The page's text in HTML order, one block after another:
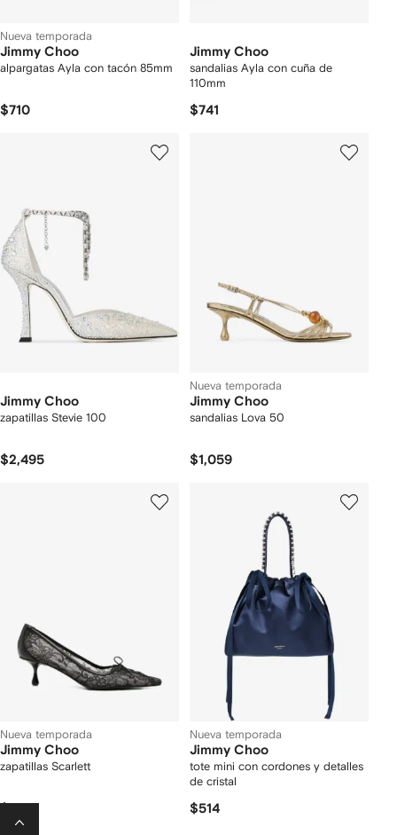
Nueva temporada
Jimmy Choo
alpargatas Ayla con tacón 85mm
$710
Jimmy Choo
sandalias Ayla con cuña de
110mm
$741
Jimmy Choo
zapatillas Stevie 100
$2,495
Nueva temporada
Jimmy Choo
sandalias Lova 50
$1,059
Nueva temporada
Jimmy Choo
zapatillas Scarlett
Nueva temporada
Jimmy Choo
tote mini con cordones y detalles
de cristal
$514